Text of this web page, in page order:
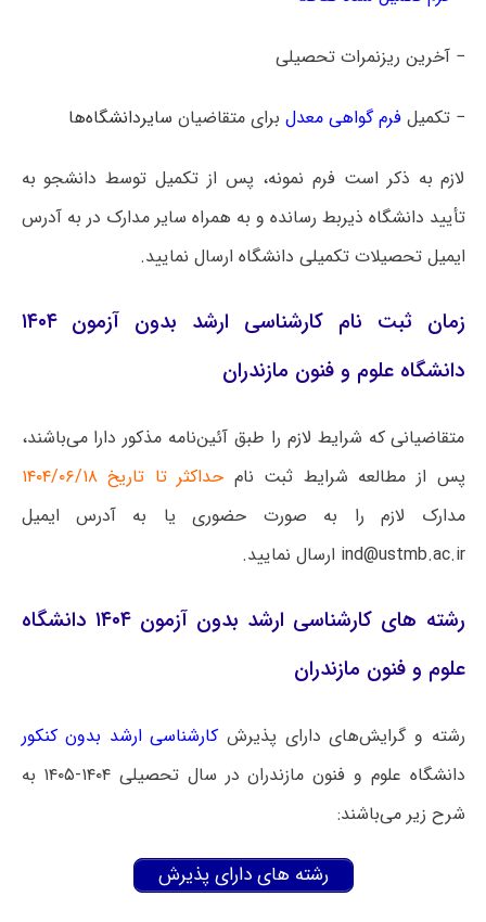
− آخرین ریزنمرات تحصیلی
− تکمیلفرم گواهی معدل برای متقاضیان سایردانشگاه‌ها
لازم به ذکر است فرم نمونه، پس از تکمیل توسط دانشجو به
تأیید دانشگاه ذیربط رسانده و به همراه سایر مدارک در به آدرس
ایمیل تحصیلات تکمیلی دانشگاه ارسال نمایید.
زمان ثبت نام کارشناسی ارشد بدون آزمون ۱۴۰۴
دانشگاه علوم و فنون مازندران
متقاضیانی که شرایط لازم را طبق آئین‌نامه مذکور دارا می‌باشند،
پس از مطالعه شرایط ثبت نام حداکثر تا تاریخ ۱۴۰۴/۰۶/۱۸
مدارک لازم را به صورت حضوری یا به آدرس ایمیل
ind@ustmb.ac.ir ارسال نمایید.
رشته های کارشناسی ارشد بدون آزمون ۱۴۰۴ دانشگاه
علوم و فنون مازندران
رشته و گرایش‌های دارای پذیرش کارشناسی ارشد بدون کنکور
دانشگاه علوم و فنون مازندران در سال تحصیلی ۱۴۰۴-۱۴۰۵ به
شرح زیر می‌باشند:
رشته های دارای پذیرش